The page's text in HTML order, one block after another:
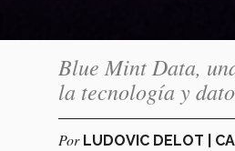
Blue Mint Data,
la tecnología y
Por LUDOVIC DELOT |